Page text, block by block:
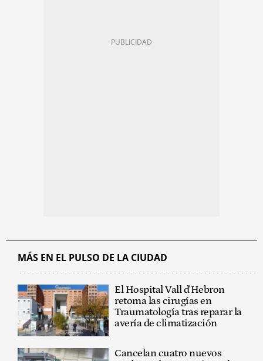
MÁS EN EL PULSO DE LA CIUDAD
El Hospital Vall d'Hebron
retoma las cirugías en
Traumatología tras reparar la
avería de climatización
Cancelan cuatro nuevos